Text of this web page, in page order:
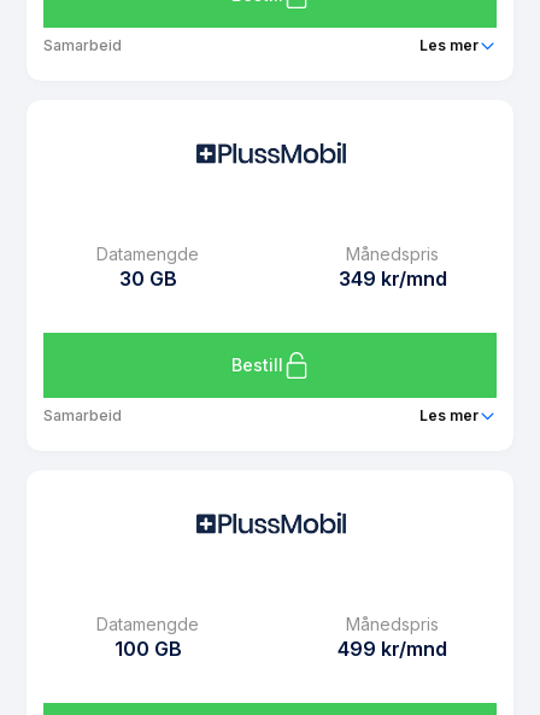
Samarbeid Les mer
Datarollover
Les mer om PlussMobil UNG 25 GB
Datamengde
30 GB
Månedspris
349 kr/mnd
Bestill
Samarbeid Les mer
Datarollover
Datamengde
100 GB
Månedspris
499 kr/mnd